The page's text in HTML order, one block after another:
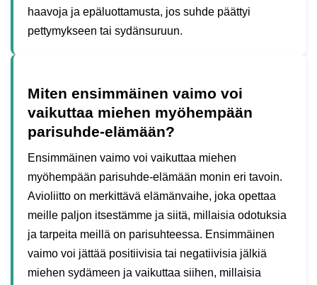
haavoja ja epäluottamusta, jos suhde päättyi
pettymykseen tai sydänsuruun.
Miten ensimmäinen vaimo voi
vaikuttaa miehen myöhempään
parisuhde-elämään?
Ensimmäinen vaimo voi vaikuttaa miehen
myöhempään parisuhde-elämään monin eri tavoin.
Avioliitto on merkittävä elämänvaihe, joka opettaa
meille paljon itsestämme ja siitä, millaisia odotuksia
ja tarpeita meillä on parisuhteessa. Ensimmäinen
vaimo voi jättää positiivisia tai negatiivisia jälkiä
miehen sydämeen ja vaikuttaa siihen, millaisia